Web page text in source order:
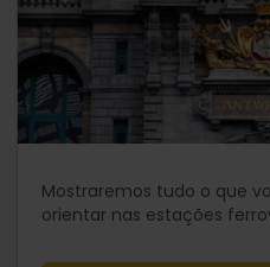
Mostraremos tudo o que
orientar nas estações